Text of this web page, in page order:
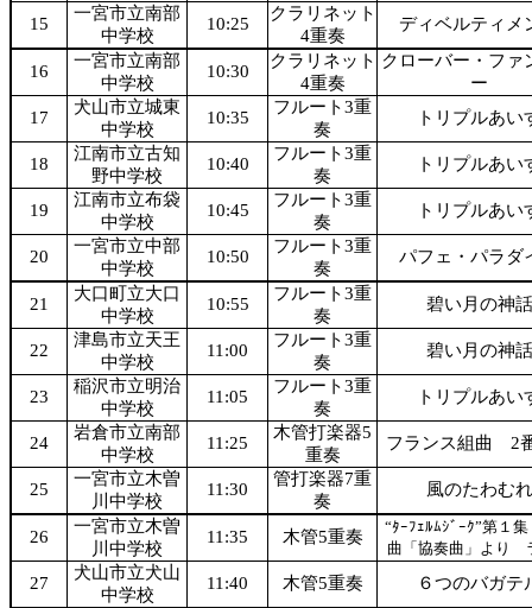
15
一宮市立南部
中学校
10:25
クラリネット
4重奏
ディベルティメ
16
一宮市立南部
中学校
10:30
クラリネット
4重奏
クローバー・ファ
ー
17
犬山市立城東
中学校
10:35
フルート3重
奏
トリプルあい
18
江南市立古知
野中学校
10:40
フルート3重
奏
トリプルあい
19
江南市立布袋
中学校
10:45
フルート3重
奏
トリプルあい
20
一宮市立中部
中学校
10:50
フルート3重
奏
パフェ・パラダ
21
大口町立大口
中学校
10:55
フルート3重
奏
碧い月の神話
22
津島市立天王
中学校
11:00
フルート3重
奏
碧い月の神話
23
稲沢市立明治
中学校
11:05
フルート3重
奏
トリプルあい
24
岩倉市立南部
中学校
11:25
木管打楽器5
重奏
フランス組曲 2
25
一宮市立木曽
川中学校
11:30
管打楽器7重
奏
風のたわむれ
26
一宮市立木曽
川中学校
11:35 木管5重奏
“ﾀｰﾌｪﾙﾑｼﾞｰｸ”第１
曲「協奏曲」より
27
犬山市立犬山
中学校
11:40 木管5重奏 ６つのバガテ